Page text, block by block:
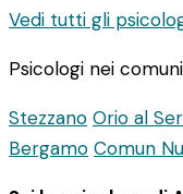
Vedi tutti gli
Psicologi nei
Stezzano Orio al
Bergamo Comun